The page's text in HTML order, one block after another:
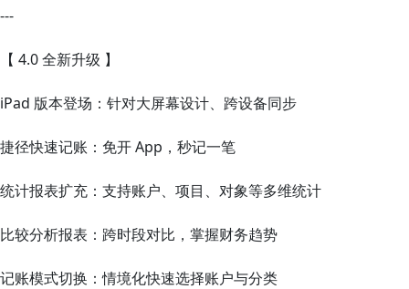
---
【 4.0 全新升级 】
iPad 版本登场：针对大屏幕设计、跨设备同步
捷径快速记账：免开 App，秒记一笔
统计报表扩充：支持账户、项目、对象等多维统计
比较分析报表：跨时段对比，掌握财务趋势
记账模式切换：情境化快速选择账户与分类